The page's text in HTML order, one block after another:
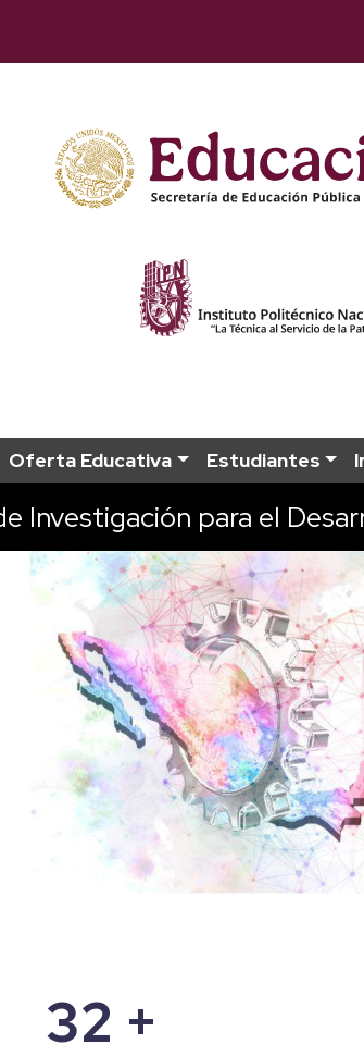
Oferta Educativa Estudiantes
Investigación para el
32 +